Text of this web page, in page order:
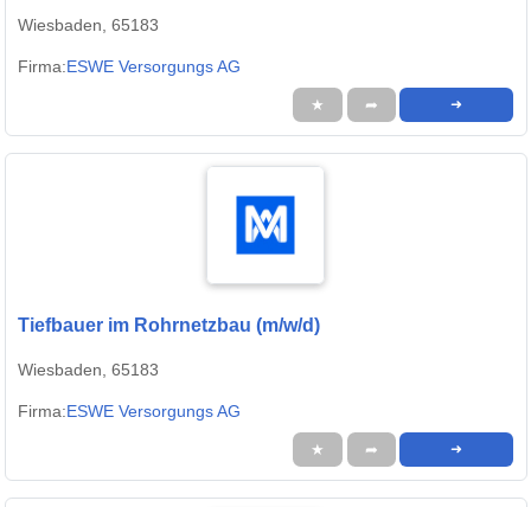
Wiesbaden, 65183
Firma:ESWE Versorgungs AG
★ ➦ ➜
Tiefbauer im Rohrnetzbau (m/w/d)
Wiesbaden, 65183
Firma:ESWE Versorgungs AG
★ ➦ ➜